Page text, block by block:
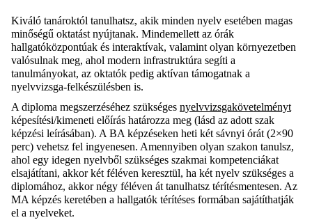
Kiváló tanároktól tanulhatsz, akik minden nyelv esetében magas
minőségű oktatást nyújtanak. Mindemellett az órák
hallgatóközpontúak és interaktívak, valamint olyan környezetben
valósulnak meg, ahol modern infrastruktúra segíti a
tanulmányokat, az oktatók pedig aktívan támogatnak a
nyelvvizsga-felkészülésben is.
A diploma megszerzéséhez szükséges nyelvvizsgakövetelményt
képesítési/kimeneti előírás határozza meg (lásd az adott szak
képzési leírásában). A BA képzéseken heti két sávnyi órát (2×90
perc) vehetsz fel ingyenesen. Amennyiben olyan szakon tanulsz,
ahol egy idegen nyelvből szükséges szakmai kompetenciákat
elsajátítani, akkor két féléven keresztül, ha két nyelv szükséges a
diplomához, akkor négy féléven át tanulhatsz térítésmentesen. Az
MA képzés keretében a hallgatók térítéses formában sajátíthatják
el a nyelveket.